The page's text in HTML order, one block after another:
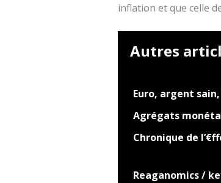
inflation et que celle
Autres
Euro, argent
Agrégats
Chronique de
Reaganomics /